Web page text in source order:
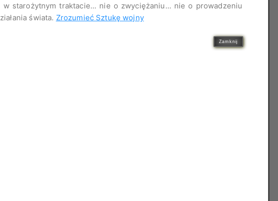
starożytnym traktacie... nie o zwyciężaniu... nie o prowadzeniu
świata. Zrozumieć Sztukę wojny
Zamknij